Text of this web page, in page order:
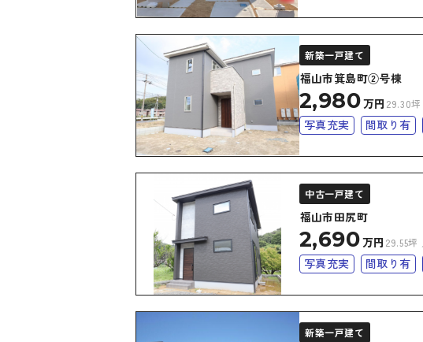
新築一戸建て
福山市箕島町②号棟
2,980万円 29.30坪
写真充実 間取り有
中古一戸建て
福山市田尻町
2,690万円 29.55坪
写真充実 間取り有
新築一戸建て